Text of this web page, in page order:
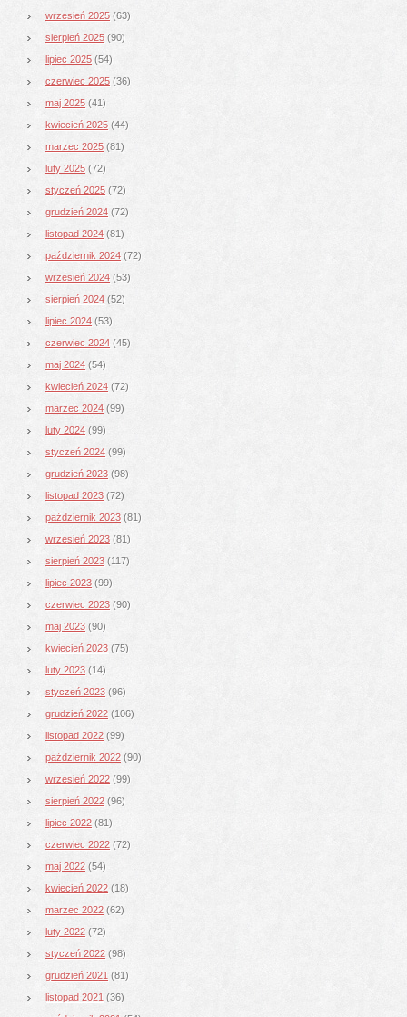
wrzesień 2025 (63)
sierpień 2025 (90)
lipiec 2025 (54)
czerwiec 2025 (36)
maj 2025 (41)
kwiecień 2025 (44)
marzec 2025 (81)
luty 2025 (72)
styczeń 2025 (72)
grudzień 2024 (72)
listopad 2024 (81)
październik 2024 (72)
wrzesień 2024 (53)
sierpień 2024 (52)
lipiec 2024 (53)
czerwiec 2024 (45)
maj 2024 (54)
kwiecień 2024 (72)
marzec 2024 (99)
luty 2024 (99)
styczeń 2024 (99)
grudzień 2023 (98)
listopad 2023 (72)
październik 2023 (81)
wrzesień 2023 (81)
sierpień 2023 (117)
lipiec 2023 (99)
czerwiec 2023 (90)
maj 2023 (90)
kwiecień 2023 (75)
luty 2023 (14)
styczeń 2023 (96)
grudzień 2022 (106)
listopad 2022 (99)
październik 2022 (90)
wrzesień 2022 (99)
sierpień 2022 (96)
lipiec 2022 (81)
czerwiec 2022 (72)
maj 2022 (54)
kwiecień 2022 (18)
marzec 2022 (62)
luty 2022 (72)
styczeń 2022 (98)
grudzień 2021 (81)
listopad 2021 (36)